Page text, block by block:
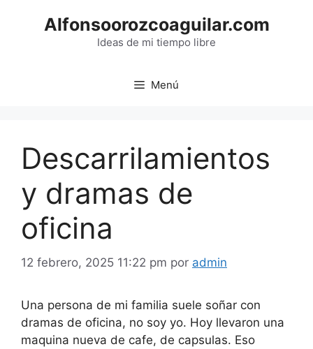
Alfonsoorozcoaguilar.com
Ideas de mi tiempo libre
Menú
Descarrilamientos
y dramas de
oficina
12 febrero, 2025 11:22 pm por admin
Una persona de mi familia suele soñar con
dramas de oficina, no soy yo. Hoy llevaron una
maquina nueva de cafe, de capsulas. Eso